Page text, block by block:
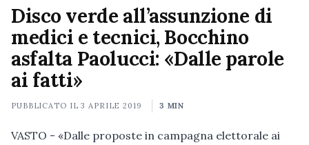
Disco verde all’assunzione di
medici e tecnici, Bocchino
asfalta Paolucci: «Dalle parole
ai fatti»
PUBBLICATO IL3 APRILE 2019 3 MIN
VASTO - «Dalle proposte in campagna elettorale ai